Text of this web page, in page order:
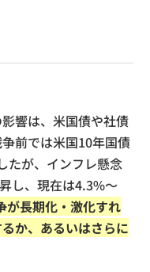
響は、米国債や社債
前では米国10年国債
たが、インフレ懸念
し、現在は4.3%〜
が長期化・激化すれ
か、あるいはさらに